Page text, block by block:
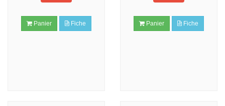
Panier Fiche Panier Fiche